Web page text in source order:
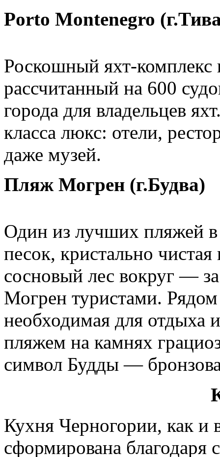
Porto Montenegro
Роскошный яхт-комплекс
рассчитанный на 600
города для владельцев
класса люкс: отели,
даже музей.
Пляж Могрен (г.Будва)
Один из лучших пляжей
песок, кристально
сосновый лес вокруг —
Могрен туристами.
необходимая для отдыха
пляжем на камнях
символ Будды —
Кухня Черногории, как и
сформирована